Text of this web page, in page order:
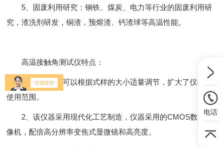
5、固废利用研究：钢铁、煤炭、电力等行业的固废利用研
究，渣洗剂研发，铜渣，预熔渣、钙渣球等高温性能。
高温接触角测试仪特点：
1、仪器框架可以根据式样的大小适量调节，扩大了仪器的
使用范围。
2、该仪器采用现代化工艺制造，仪器采用的CMOS数字摄
像机，配倍高分辨率变焦式显微镜和高亮度。
电话